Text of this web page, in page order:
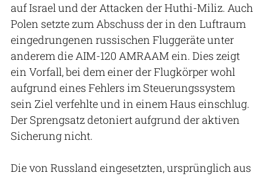
auf Israel und der Attacken der Huthi-Miliz. Auch
Polen setzte zum Abschuss der in den Luftraum
eingedrungenen russischen Fluggeräte unter
anderem die AIM-120 AMRAAM ein. Dies zeigt
ein Vorfall, bei dem einer der Flugkörper wohl
aufgrund eines Fehlers im Steuerungssystem
sein Ziel verfehlte und in einem Haus einschlug.
Der Sprengsatz detoniert aufgrund der aktiven
Sicherung nicht.
Die von Russland eingesetzten, ursprünglich aus